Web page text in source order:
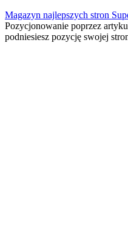
Skip
to
content
Magazyn najlepszych stron
Pozycjonowanie poprzez
podniesiesz pozycję swojej